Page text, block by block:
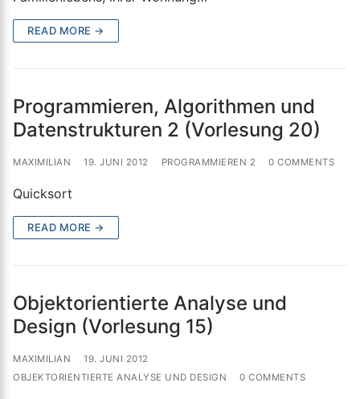
READ MORE →
Programmieren, Algorithmen und
Datenstrukturen 2 (Vorlesung 20)
MAXIMILIAN 19. JUNI 2012 PROGRAMMIEREN 2 0 COMMENTS
Quicksort
READ MORE →
Objektorientierte Analyse und
Design (Vorlesung 15)
MAXIMILIAN
19. JUNI 2012
OBJEKTORIENTIERTE ANALYSE UND DESIGN
0 COMMENTS